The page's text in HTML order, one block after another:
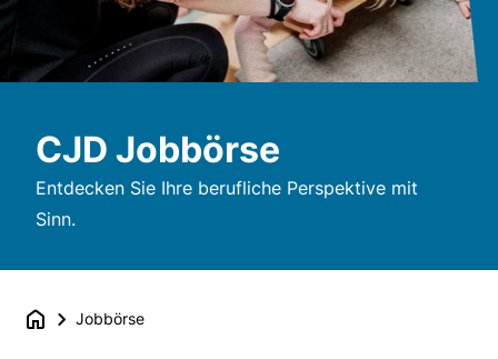
CJD Jobbörse
Entdecken Sie Ihre berufliche Perspektive mit
Sinn.
Jobbörse